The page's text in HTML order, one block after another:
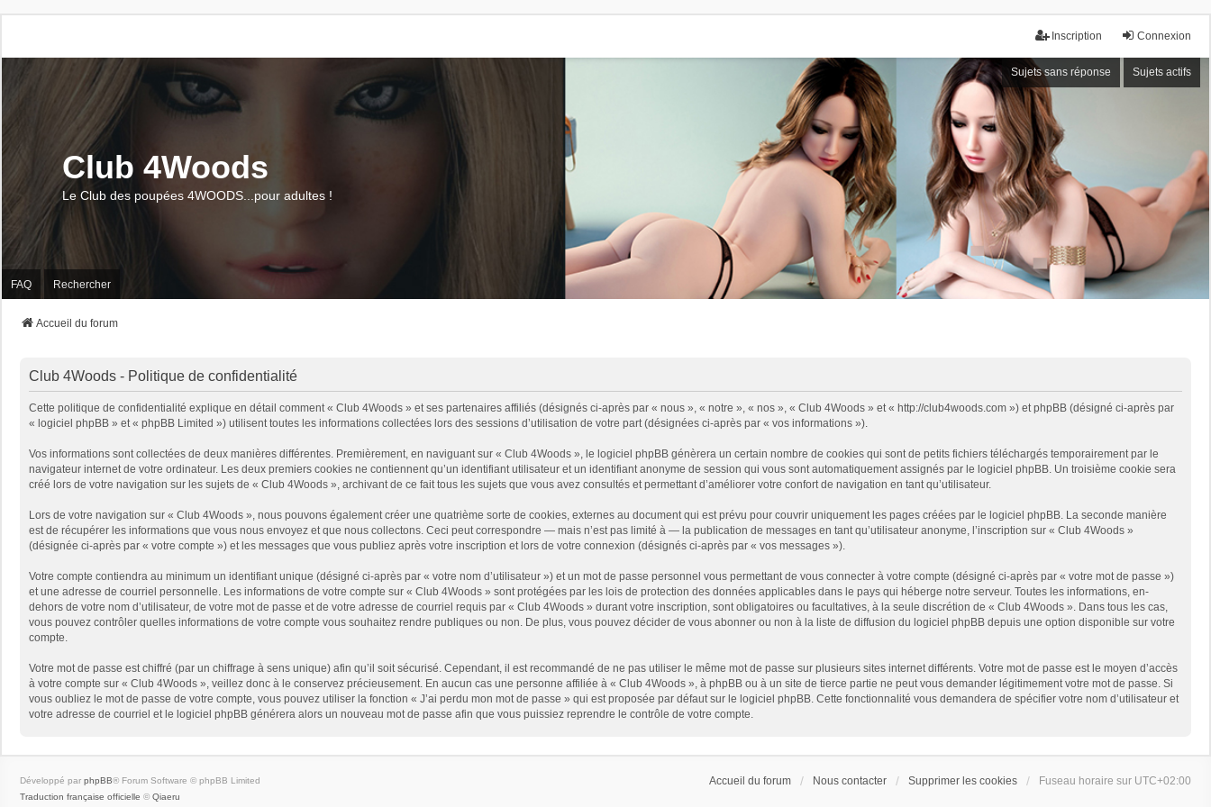
Connexion
Inscription
Sujets sans réponse Sujets actifs
Club 4Woods
Le Club des poupées 4WOODS...pour adultes !
FAQ Rechercher
Accueil du forum
Club 4Woods - Politique de confidentialité
Cette politique de confidentialité explique en détail comment « Club 4Woods » et ses partenaires affiliés (désignés ci-après par « nous », « notre », « nos », « Club 4Woods » et « http://club4woods.com ») et phpBB (désigné ci-après par
« logiciel phpBB » et « phpBB Limited ») utilisent toutes les informations collectées lors des sessions d’utilisation de votre part (désignées ci-après par « vos informations »).
Vos informations sont collectées de deux manières différentes. Premièrement, en naviguant sur « Club 4Woods », le logiciel phpBB génèrera un certain nombre de cookies qui sont de petits fichiers téléchargés temporairement par le
navigateur internet de votre ordinateur. Les deux premiers cookies ne contiennent qu’un identifiant utilisateur et un identifiant anonyme de session qui vous sont automatiquement assignés par le logiciel phpBB. Un troisième cookie sera
créé lors de votre navigation sur les sujets de « Club 4Woods », archivant de ce fait tous les sujets que vous avez consultés et permettant d’améliorer votre confort de navigation en tant qu’utilisateur.
Lors de votre navigation sur « Club 4Woods », nous pouvons également créer une quatrième sorte de cookies, externes au document qui est prévu pour couvrir uniquement les pages créées par le logiciel phpBB. La seconde manière
est de récupérer les informations que vous nous envoyez et que nous collectons. Ceci peut correspondre — mais n’est pas limité à — la publication de messages en tant qu’utilisateur anonyme, l’inscription sur « Club 4Woods »
(désignée ci-après par « votre compte ») et les messages que vous publiez après votre inscription et lors de votre connexion (désignés ci-après par « vos messages »).
Votre compte contiendra au minimum un identifiant unique (désigné ci-après par « votre nom d’utilisateur ») et un mot de passe personnel vous permettant de vous connecter à votre compte (désigné ci-après par « votre mot de passe »)
et une adresse de courriel personnelle. Les informations de votre compte sur « Club 4Woods » sont protégées par les lois de protection des données applicables dans le pays qui héberge notre serveur. Toutes les informations, en-
dehors de votre nom d’utilisateur, de votre mot de passe et de votre adresse de courriel requis par « Club 4Woods » durant votre inscription, sont obligatoires ou facultatives, à la seule discrétion de « Club 4Woods ». Dans tous les cas,
vous pouvez contrôler quelles informations de votre compte vous souhaitez rendre publiques ou non. De plus, vous pouvez décider de vous abonner ou non à la liste de diffusion du logiciel phpBB depuis une option disponible sur votre
compte.
Votre mot de passe est chiffré (par un chiffrage à sens unique) afin qu’il soit sécurisé. Cependant, il est recommandé de ne pas utiliser le même mot de passe sur plusieurs sites internet différents. Votre mot de passe est le moyen d’accès
à votre compte sur « Club 4Woods », veillez donc à le conservez précieusement. En aucun cas une personne affiliée à « Club 4Woods », à phpBB ou à un site de tierce partie ne peut vous demander légitimement votre mot de passe. Si
vous oubliez le mot de passe de votre compte, vous pouvez utiliser la fonction « J’ai perdu mon mot de passe » qui est proposée par défaut sur le logiciel phpBB. Cette fonctionnalité vous demandera de spécifier votre nom d’utilisateur et
votre adresse de courriel et le logiciel phpBB générera alors un nouveau mot de passe afin que vous puissiez reprendre le contrôle de votre compte.
Accueil du forum Nous contacter Supprimer les cookies Fuseau horaire sur UTC+02:00
Développé par phpBB® Forum Software © phpBB Limited
Traduction française officielle © Qiaeru